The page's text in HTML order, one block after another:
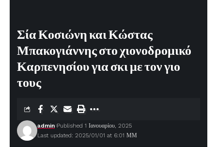
Σία Κοσιώνη και Κώστας
Μπακογιάννης στο χιονοδρομικό
Καρπενησίου για σκι με τον γιο
τους
Last updated: 2025/01/01 at 6:01 ΜΜ
admin Published 1 Ιανουαρίου, 2025